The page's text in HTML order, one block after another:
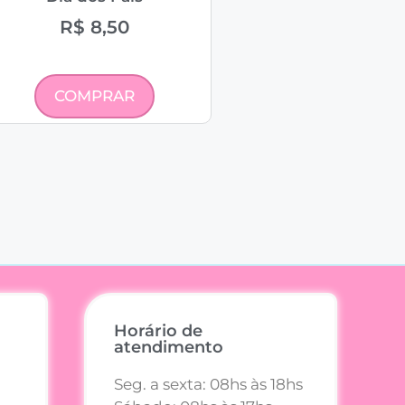
R$ 8,50
COMPRAR
Horário de
atendimento
Seg. a sexta: 08hs às 18hs